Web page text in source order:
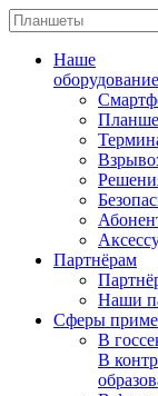
Наше
оборудование
Партнёрам
Наши
Сферы
В
В